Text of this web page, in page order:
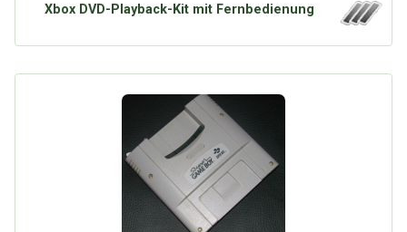
Xbox DVD-Playback-Kit mit Fernbedienung